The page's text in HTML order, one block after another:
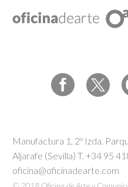
Manufactura 1, 2º Izda.
Aljarafe (Sevilla) T. +34 95
oficina@oficinadearte.com